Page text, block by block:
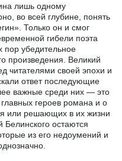
лишь одному
во всей глубине, понять
Только он и смог
гибели поэта
пор убедительное
произведения. Великий
читателями своей эпохи и
ответ последующие
важные среди них — это
героев романа и о
или решающих в их жизни
Белинского остаются
из его недоумений и